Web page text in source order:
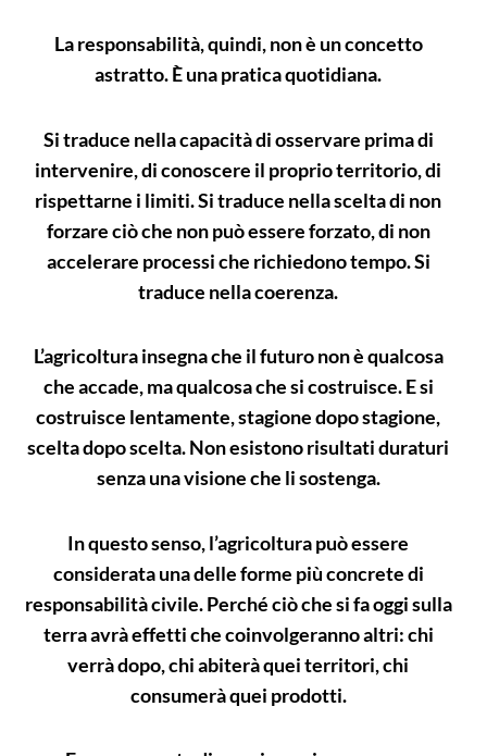
La responsabilità, quindi, non è un concetto
astratto. È una pratica quotidiana.
Si traduce nella capacità di osservare prima di
intervenire, di conoscere il proprio territorio, di
rispettarne i limiti. Si traduce nella scelta di non
forzare ciò che non può essere forzato, di non
accelerare processi che richiedono tempo. Si
traduce nella coerenza.
L’agricoltura insegna che il futuro non è qualcosa
che accade, ma qualcosa che si costruisce. E si
costruisce lentamente, stagione dopo stagione,
scelta dopo scelta. Non esistono risultati duraturi
senza una visione che li sostenga.
In questo senso, l’agricoltura può essere
considerata una delle forme più concrete di
responsabilità civile. Perché ciò che si fa oggi sulla
terra avrà effetti che coinvolgeranno altri: chi
verrà dopo, chi abiterà quei territori, chi
consumerà quei prodotti.